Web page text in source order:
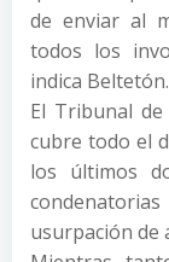
de enviar al
todos los
indica Beltetón.
El Tribunal
cubre todo el
los últimos
usurpación de